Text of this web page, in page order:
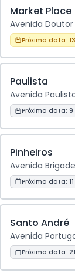
Market Place
Avenida
Próxima data:
Paulista
Avenida
Próxima data: 9
Pinheiros
Avenida
Próxima data:
Santo André
Avenida
Próxima data: